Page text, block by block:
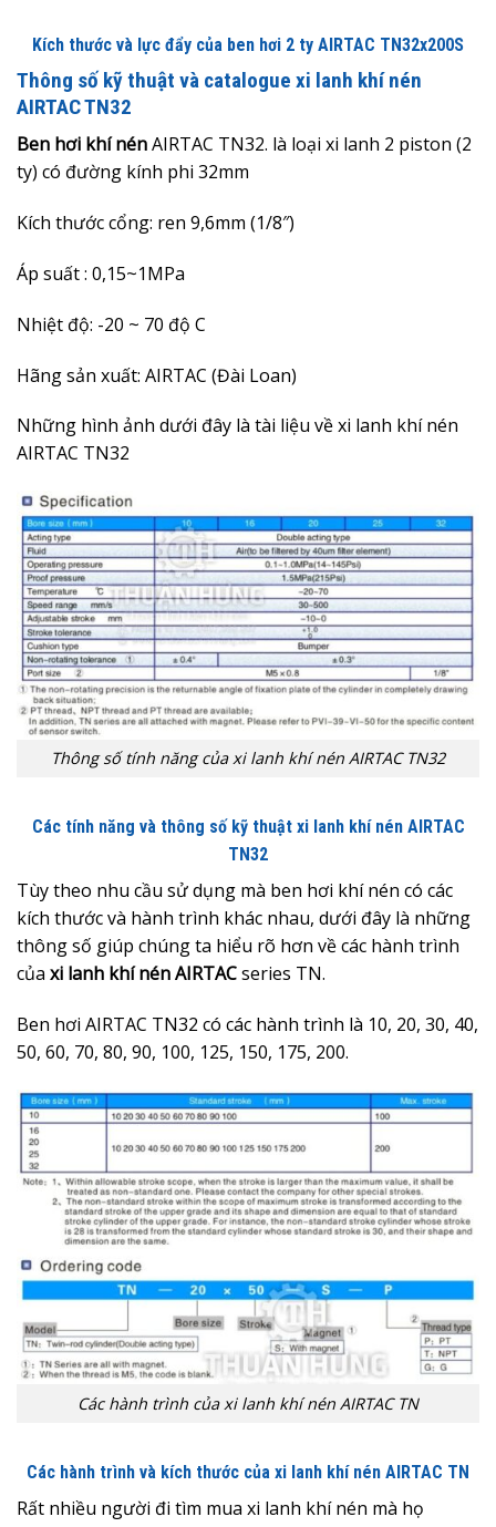
Kích thước và lực đẩy của ben hơi 2 ty AIRTAC TN32x200S
Thông số kỹ thuật và catalogue xi lanh khí nén
AIRTAC TN32
Ben hơi khí nénAIRTAC TN32. là loại xi lanh 2 piston (2
ty) có đường kính phi 32mm
Kích thước cổng: ren 9,6mm (1/8″)
Áp suất : 0,15~1MPa
Nhiệt độ: -20 ~ 70 độ C
Hãng sản xuất: AIRTAC (Đài Loan)
Những hình ảnh dưới đây là tài liệu về xi lanh khí nén
AIRTAC TN32
Thông số tính năng của xi lanh khí nén AIRTAC TN32
Các tính năng và thông số kỹ thuật xi lanh khí nén AIRTAC
TN32
Tùy theo nhu cầu sử dụng mà ben hơi khí nén có các
kích thước và hành trình khác nhau, dưới đây là những
thông số giúp chúng ta hiểu rõ hơn về các hành trình
của xi lanh khí nén AIRTACseries TN.
Ben hơi AIRTAC TN32 có các hành trình là 10, 20, 30, 40,
50, 60, 70, 80, 90, 100, 125, 150, 175, 200.
Các hành trình của xi lanh khí nén AIRTAC TN
Các hành trình và kích thước của xi lanh khí nén AIRTAC TN
Rất nhiều người đi tìm mua xi lanh khí nén mà họ